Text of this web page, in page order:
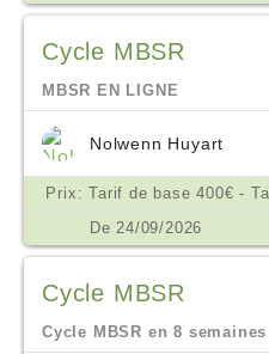
Cycle MBSR
MBSR EN LIGNE
Nolwenn Huyart
Prix: Tarif de base 400€ -
De 24/09/2026
Cycle MBSR
Cycle MBSR en 8 semaines